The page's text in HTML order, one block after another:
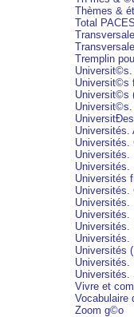
Thèmes &
Total
Tremplin
Universit©s.
Universit©s
Universit©s
UniversitÐes
Universités.
Universités.
Universités.
Universités.
Universités
Universités.
Universités.
Universités.
Universités.
Universités.
Universités
Universités.
Universités.
Vivre et
Vocabulaire
Zoom g©o